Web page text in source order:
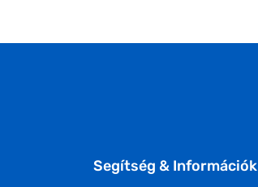
Segítség & Információk